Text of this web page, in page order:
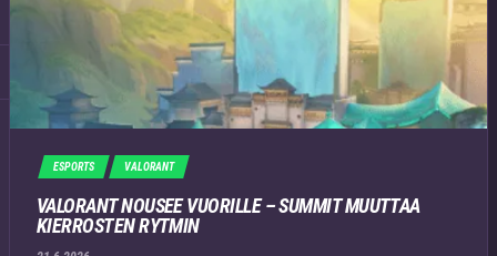
ESPORTS VALORANT
VALORANT NOUSEE VUORILLE – SUMMIT MUUTTAA
KIERROSTEN RYTMIN